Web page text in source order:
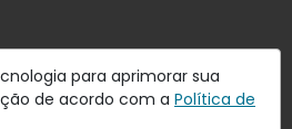
para aprimorar sua
de acordo com a Política de